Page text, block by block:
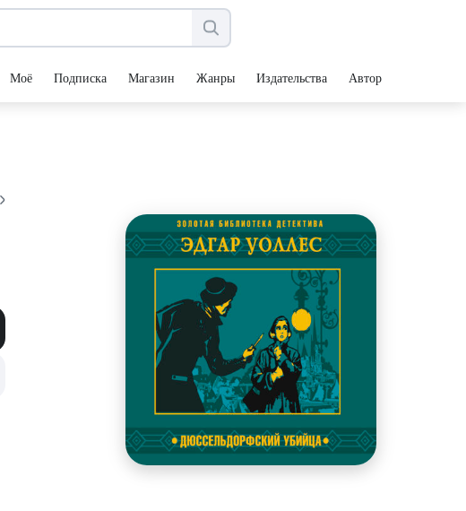
Моё Подписка Магазин Жанры Издательства Авторы